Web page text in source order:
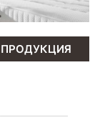
ПРОДУКЦИЯ